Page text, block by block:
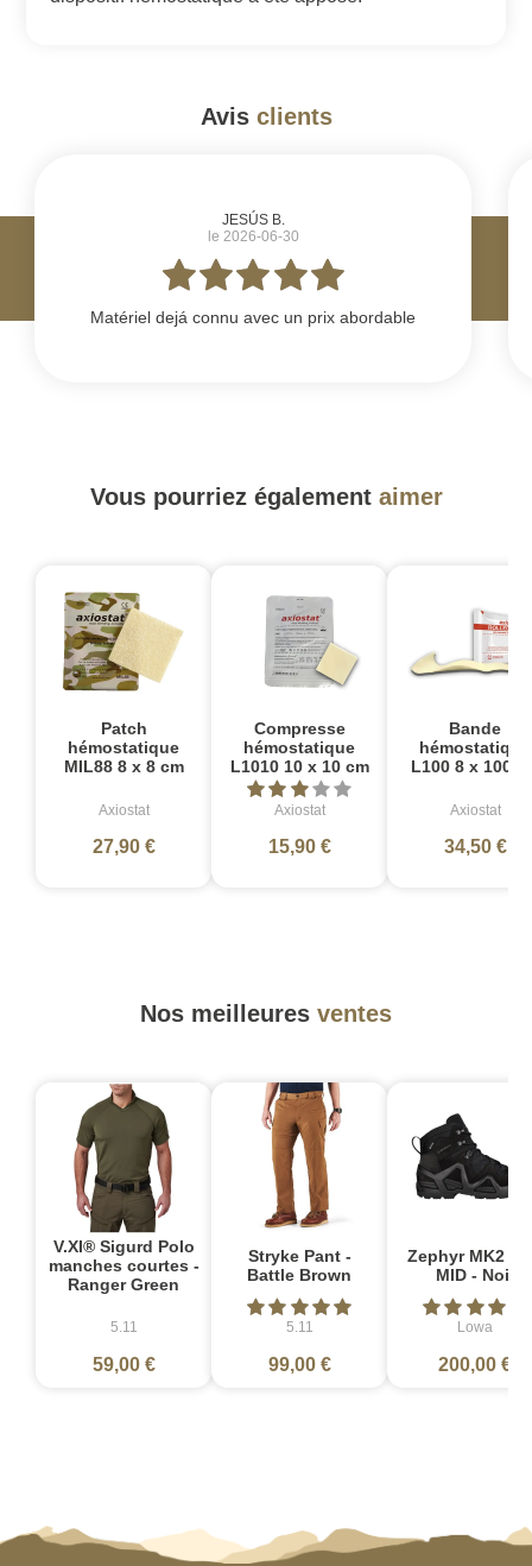
Avis clients
JESÚS B.
le 2026-06-30
Matériel dejá connu avec un prix abordable
Vous pourriez également aimer
Patch
hémostatique
MIL88 8 x 8 cm
Axiostat
27,90 €
Compresse
hémostatique
L1010 10 x 10 cm
Axiostat
15,90 €
Bande
hémostatique
L100 8 x 100
Axiostat
34,50 €
Nos meilleures ventes
V.XI® Sigurd Polo
manches courtes -
Ranger Green
5.11
59,00 €
Stryke Pant -
Battle Brown
5.11
99,00 €
Zephyr MK2
MID - Noir
Lowa
200,00 €